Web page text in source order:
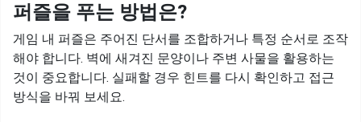
퍼즐을 푸는 방법은?
게임 내 퍼즐은 주어진 단서를 조합하거나 특정 순서로 조작
해야 합니다. 벽에 새겨진 문양이나 주변 사물을 활용하는
것이 중요합니다. 실패할 경우 힌트를 다시 확인하고 접근
방식을 바꿔 보세요.